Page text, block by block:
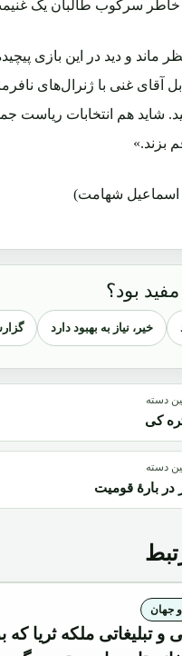
سرکوب طالبان یک
ماند و دید در این بازی
آقای غنی با ژنرال‌های
شاید هم انتخابات ریاست
بزند.»
اسماعیل شهامت)
مفید بود؟
خیر، نیاز به بهبود دارد
دسته
کی
دسته
بارۀ قومیت
و جهان
تبلیغاتی ملکه ثریا که